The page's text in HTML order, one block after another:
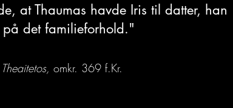
at Thaumas havde Iris til datter, han
det familieforhold."
Theaitetos, omkr. 369 f.Kr.